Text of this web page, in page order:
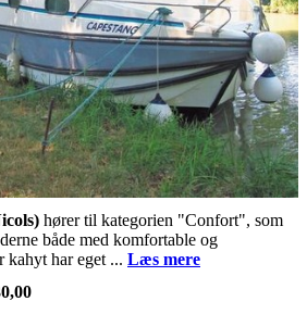
hører til kategorien "Confort", som
både med komfortable og
kahyt har eget ... Læs mere